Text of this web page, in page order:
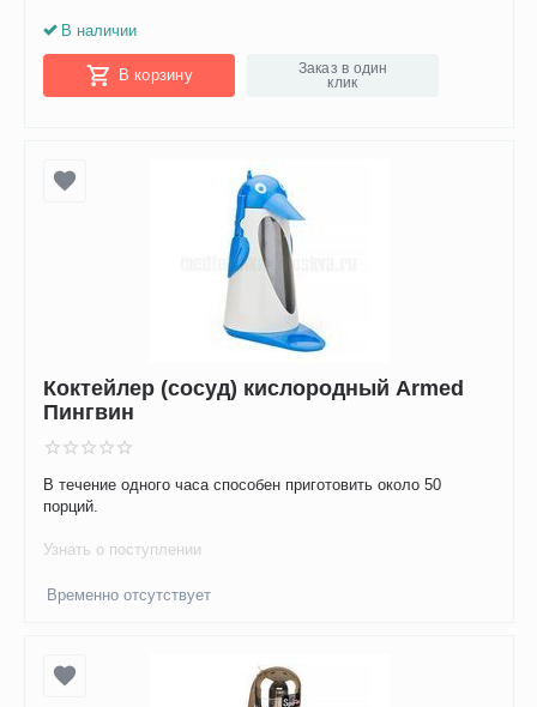
В наличии
В корзину
Заказ в один
клик
Коктейлер (сосуд) кислородный Armed
Пингвин
В течение одного часа способен приготовить около 50
порций.
Узнать о поступлении
Временно отсутствует